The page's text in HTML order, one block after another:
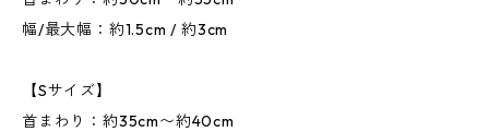
幅/最大幅：約1.5cm / 約3cm
【Sサイズ】
首まわり：約35cm〜約40cm